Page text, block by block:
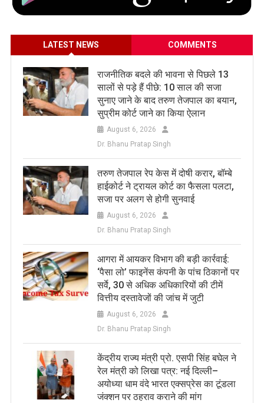
LATEST NEWS COMMENTS
राजनीतिक बदले की भावना से पिछले 13
सालों से पड़े हैं पीछे: 10 साल की सजा
सुनाए जाने के बाद तरुण तेजपाल का बयान,
सुप्रीम कोर्ट जाने का किया ऐलान
August 6, 2026
Dr. Bhanu Pratap Singh
तरुण तेजपाल रेप केस में दोषी करार, बॉम्बे
हाईकोर्ट ने ट्रायल कोर्ट का फैसला पलटा,
सजा पर अलग से होगी सुनवाई
August 6, 2026
Dr. Bhanu Pratap Singh
आगरा में आयकर विभाग की बड़ी कार्रवाई:
‘पैसा लो’ फाइनेंस कंपनी के पांच ठिकानों पर
सर्वे, 30 से अधिक अधिकारियों की टीमें
वित्तीय दस्तावेजों की जांच में जुटी
August 6, 2026
Dr. Bhanu Pratap Singh
केंद्रीय राज्य मंत्री प्रो. एसपी सिंह बघेल ने
रेल मंत्री को लिखा पत्र: नई दिल्ली–
अयोध्या धाम वंदे भारत एक्सप्रेस का टूंडला
जंक्शन पर ठहराव कराने की मांग